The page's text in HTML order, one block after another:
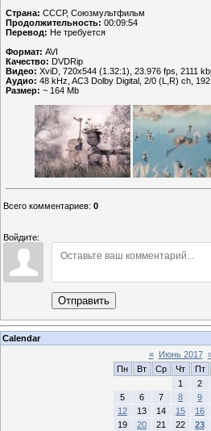
Страна: СССР, Союзмультфильм
Продолжительность: 00:09:54
Перевод: Не требуется
Формат: AVI
Качество: DVDRip
Видео: XviD, 720x544 (1.32:1), 23.976 fps, 2111
Аудио: 48 kHz, AC3 Dolby Digital, 2/0 (L,R) ch,
Размер: ~ 164 Мb
Всего комментариев: 0
Войдите:
Отправить
Calendar
«
Июнь 2017
Пн
Вт Ср Чт Пт
1
2
5
6 7 8 9
12
13 14 15 16
19
20 21 22 23